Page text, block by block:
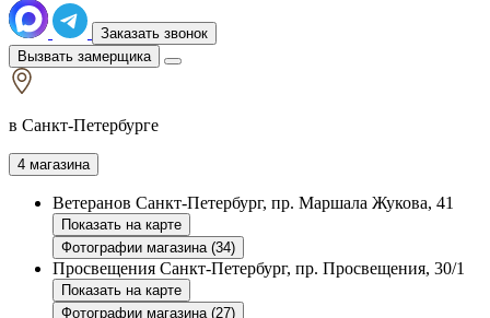
Заказать звонок
Вызвать замерщика
в Санкт-Петербурге
4 магазина
Ветеранов Санкт-Петербург, пр. Маршала Жукова, 41
Показать на карте
Фотографии магазина (34)
Просвещения Санкт-Петербург, пр. Просвещения, 30/1
Показать на карте
Фотографии магазина (27)